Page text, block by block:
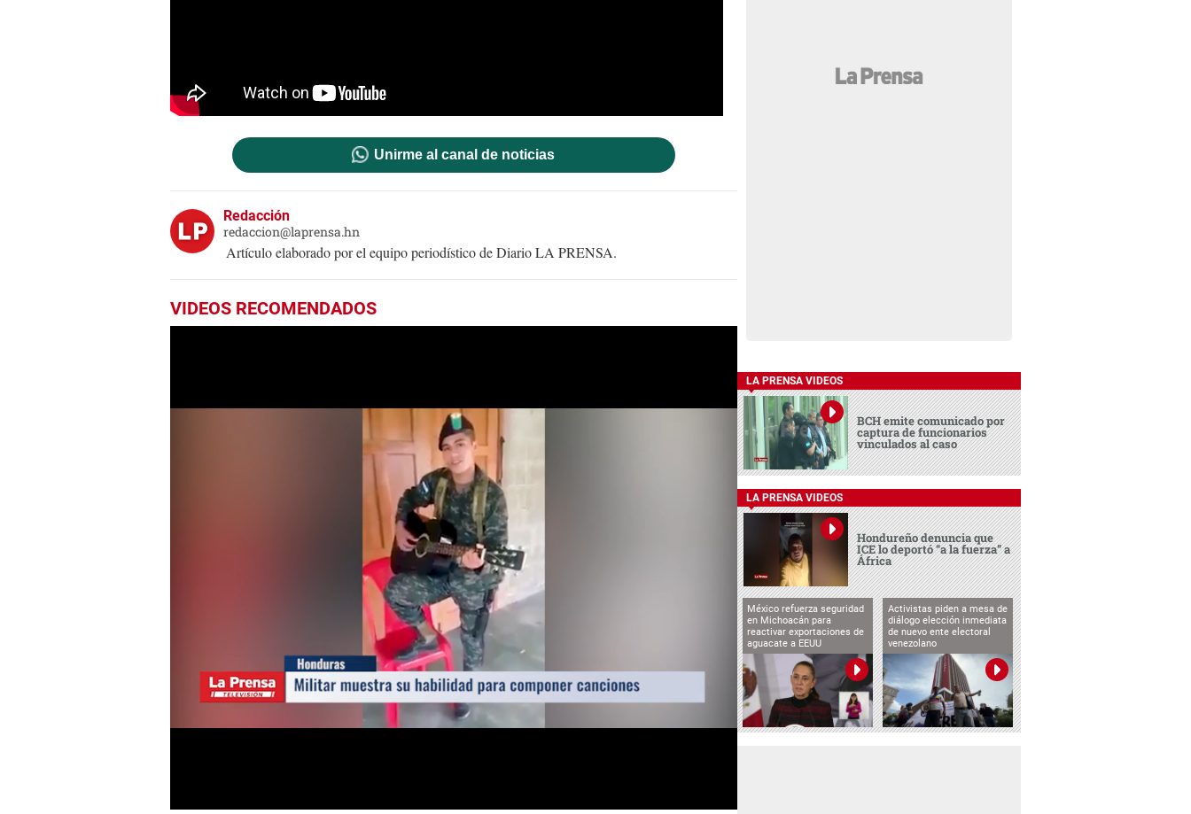
Unirme al canal de noticias
Redacción
redaccion@laprensa.hn
Artículo elaborado por el equipo periodístico de Diario LA PRENSA.
VIDEOS RECOMENDADOS
minutes,
LA PRENSA VIDEOS
BCH emite comunicado por
captura de funcionarios
vinculados al caso
LA PRENSA VIDEOS
Hondureño denuncia que
ICE lo deportó “a la fuerza” a
África
México refuerza seguridad
en Michoacán para
reactivar exportaciones de
aguacate a EEUU
Activistas piden a mesa de
diálogo elección inmediata
de nuevo ente electoral
venezolano